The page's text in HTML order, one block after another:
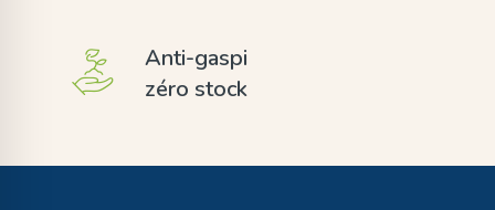
Anti-gaspi
zéro stock